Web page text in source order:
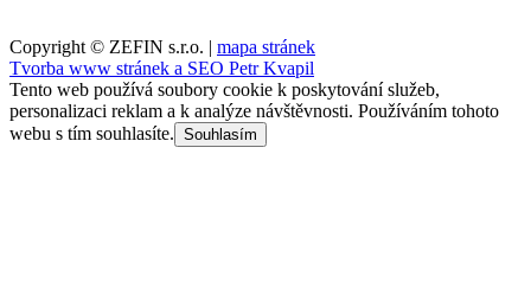
Copyright © ZEFIN s.r.o. | mapa stránek
Tvorba www stránek a SEO Petr Kvapil
Tento web používá soubory cookie k poskytování služeb,
personalizaci reklam a k analýze návštěvnosti. Používáním tohoto
webu s tím souhlasíte. Souhlasím